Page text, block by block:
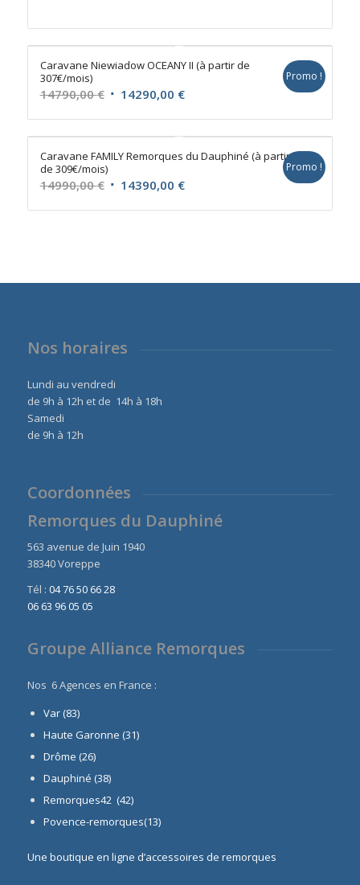
Caravane Niewiadow OCEANY II (à partir de
307€/mois)
14790,00€ Le
initial
était :
14790,00 €.
14290,00 €Le
actuel
est :
Promo !
Caravane FAMILY Remorques du Dauphiné (à partir
de 309€/mois)
14990,00€ Le 14390,00 €Le
Promo !
Nos horaires
Lundi au vendredi
de 9h à 12h et de 14h à 18h
Samedi
de 9h à 12h
Coordonnées
Remorques du Dauphiné
563 avenue de Juin 1940
38340 Voreppe
Tél : 04 76 50 66 28
06 63 96 05 05
Groupe Alliance Remorques
Nos 6 Agences en France :
Var (83)
Haute Garonne (31)
Drôme (26)
Dauphiné (38)
Remorques42 (42)
Povence-remorques(13)
Une boutique en ligne d’accessoires de remorques